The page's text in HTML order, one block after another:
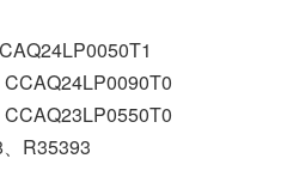
R35393